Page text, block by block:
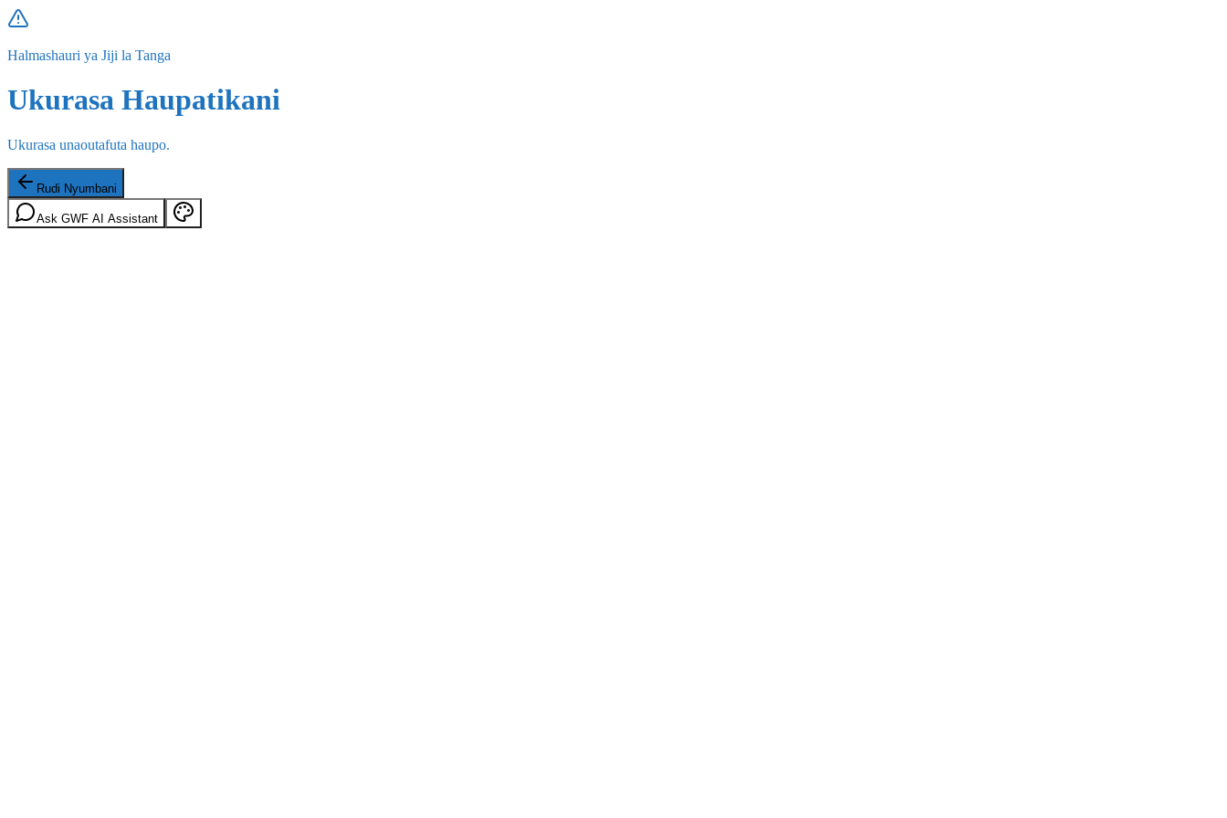
Halmashauri ya Jiji la Tanga
Ukurasa Haupatikani
Ukurasa unaoutafuta haupo.
Rudi Nyumbani
Ask GWF AI Assistant